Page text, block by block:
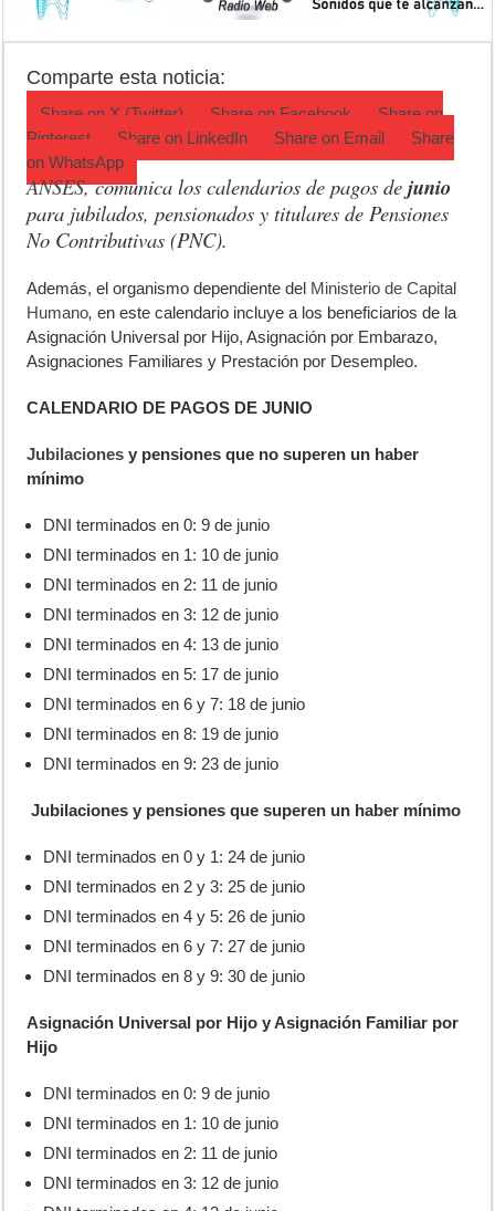
Ronda de Negocios: Luján reunió a pymes bonaerenses con
Campeonato TC JK: Diego Cordone se quedó con una gran victoria
Comparte esta noticia:
Share on X (Twitter) Share on Facebook
Share on
Pinterest
Share on LinkedIn Share on Email
Share
onWhatsApp
ANSES, comunica los calendarios de pagos dejunio
para jubilados, pensionados y titulares de Pensiones
No Contributivas (PNC).
Además, el organismo dependiente del Ministerio de Capital
Humano,en este calendario incluye a los beneficiarios de la
Asignación Universal por Hijo, Asignación por Embarazo,
Asignaciones Familiares y Prestación por Desempleo.
CALENDARIO DE PAGOS DE JUNIO
Jubilaciones y pensiones que no superen un haber
mínimo
DNI terminados en 0: 9 de junio
DNI terminados en 1: 10 de junio
DNI terminados en 2: 11 de junio
DNI terminados en 3: 12 de junio
DNI terminados en 4: 13 de junio
DNI terminados en 5: 17 de junio
DNI terminados en 6 y 7: 18 de junio
DNI terminados en 8: 19 de junio
DNI terminados en 9: 23 de junio
Jubilaciones y pensiones que superen un haber mínimo
DNI terminados en 0 y 1: 24 de junio
DNI terminados en 2 y 3: 25 de junio
DNI terminados en 4 y 5: 26 de junio
DNI terminados en 6 y 7: 27 de junio
DNI terminados en 8 y 9: 30 de junio
Asignación Universal por Hijo y Asignación Familiar por
Hijo
DNI terminados en 0: 9 de junio
DNI terminados en 1: 10 de junio
DNI terminados en 2: 11 de junio
DNI terminados en 3: 12 de junio